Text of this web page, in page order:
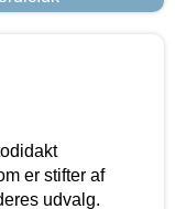
er stifter af
udvalg.